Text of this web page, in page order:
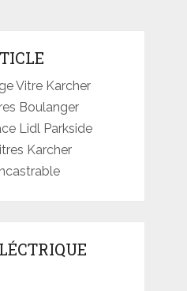
Vitre Karcher
Boulanger
Lidl Parkside
Karcher